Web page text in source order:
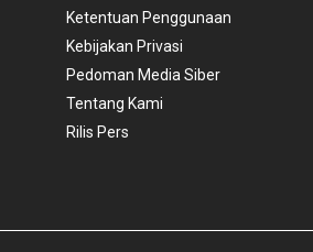
Ketentuan Penggunaan
Kebijakan Privasi
Pedoman Media Siber
Tentang Kami
Rilis Pers